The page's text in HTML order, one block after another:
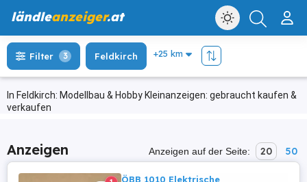
ländleanzeiger.at
In Feldkirch: Modellbau & Hobby Kleinanzeigen: gebraucht kaufen &
verkaufen
Filter 3 Feldkirch
Anzeigen Anzeigen auf der Seite: 20 50
ÖBB 1010 Elektrische